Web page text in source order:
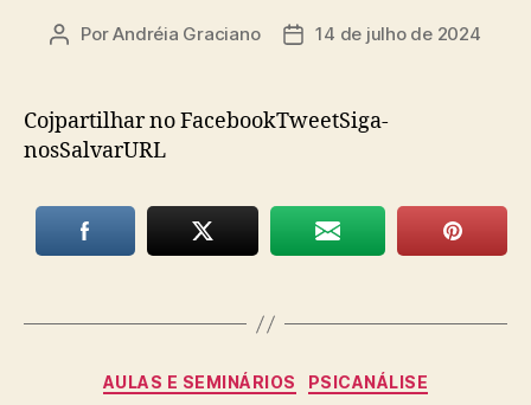
Autor
PorAndréia Graciano
Data14 de julho de 2024
Cojpartilhar no FacebookTweetSiga-
nosSalvarURL
Categorias
AULAS E SEMINÁRIOS PSICANÁLISE